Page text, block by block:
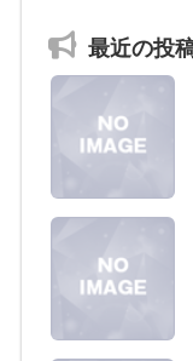
最近の投